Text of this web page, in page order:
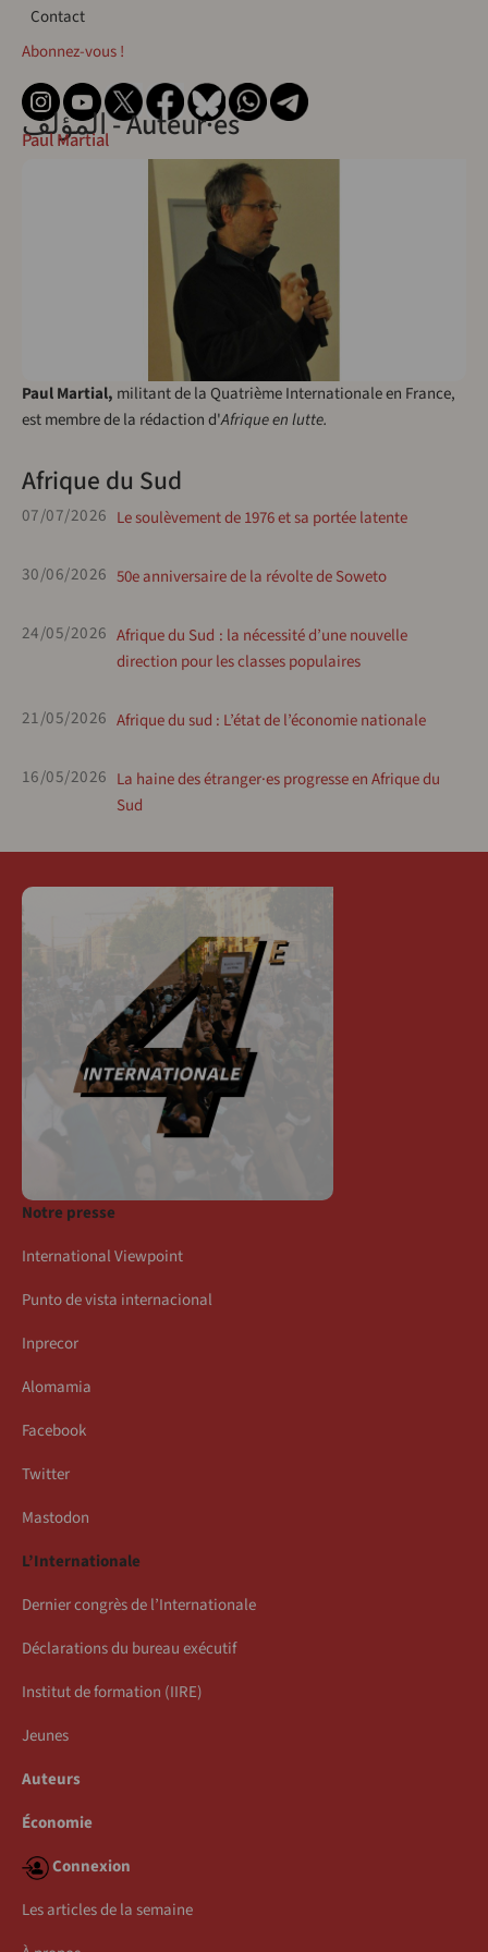
Contact
Contact
Abonnez-vous !
المؤلف - Auteur·esPaul Martial
Paul Martial, militant de la Quatrième Internationale en France,
est membre de la rédaction d'Afrique en lutte.
Afrique du Sud
07/07/2026 Le soulèvement de 1976 et sa portée latente
30/06/2026 50e anniversaire de la révolte de Soweto
24/05/2026 Afrique du Sud : la nécessité d’une nouvelle
direction pour les classes populaires
21/05/2026 Afrique du sud : L’état de l’économie nationale
16/05/2026 La haine des étranger·es progresse en Afrique du
Sud
Notre presse
International Viewpoint
Punto de vista internacional
Inprecor
Alomamia
Facebook
Twitter
Mastodon
L’Internationale
Dernier congrès de l’Internationale
Déclarations du bureau exécutif
Institut de formation (IIRE)
Jeunes
Auteurs
Économie
Connexion
Les articles de la semaine